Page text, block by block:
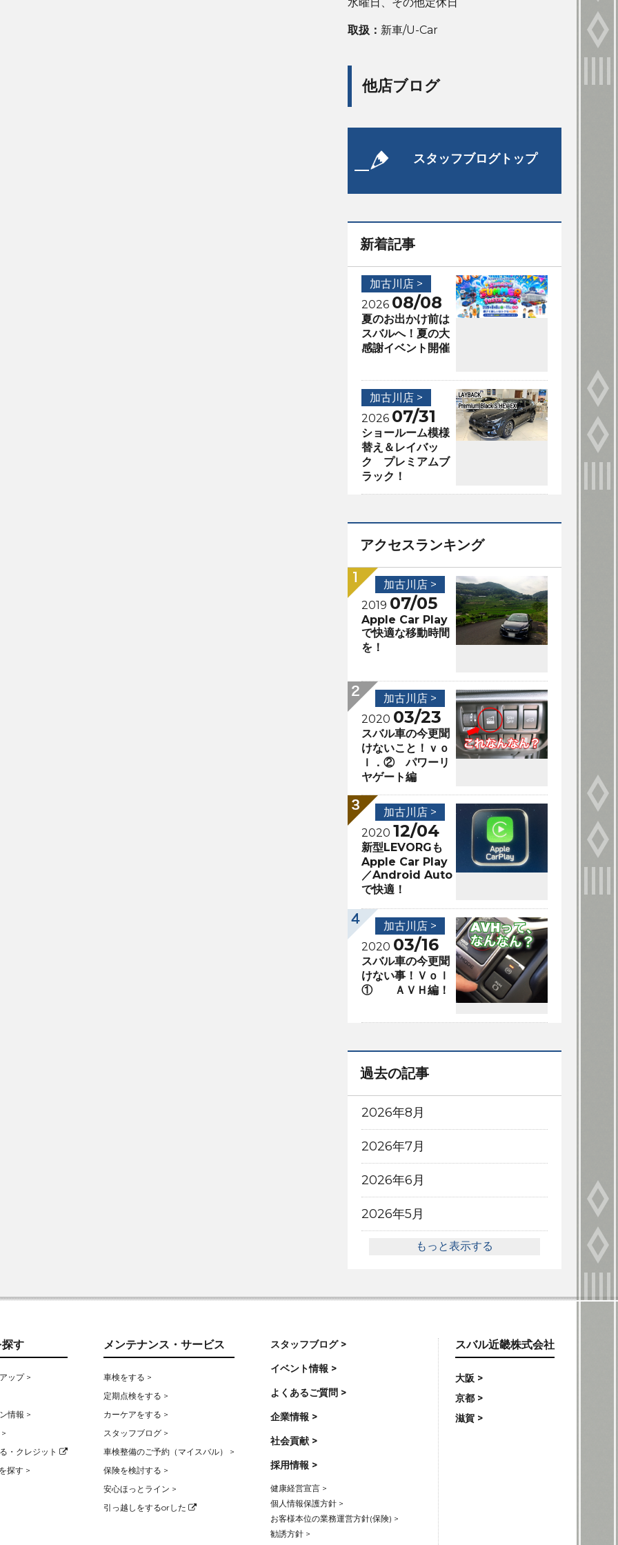
取扱： 新車/U-Car
他店ブログ
スタッフブログトップ
新着記事
加古川店 >
2026 08/08
夏のお出かけ前は
スバルへ！夏の大
感謝イベント開催
加古川店 >
2026 07/31
ショールーム模様
替え＆レイバッ
ク プレミアムブ
ラック！
アクセスランキング
加古川店 >
2019 07/05
Apple Car Play
で快適な移動時間
を！
加古川店 >
2020 03/23
スバル車の今更聞
けないこと！ｖｏ
ｌ．② パワーリ
ヤゲート編
加古川店 >
2020 12/04
新型LEVORGも
Apple Car Play
／Android Auto
で快適！
加古川店 >
2020 03/16
スバル車の今更聞
けない事！Ｖｏｌ
① ＡＶＨ編！
過去の記事
2026年8月
2026年7月
2026年6月
2026年5月
もっと表示する
す
ップ >
情報 >
・クレジット
探す >
メンテナンス・サービス
車検をする >
定期点検をする >
カーケアをする >
スタッフブログ >
車検整備のご予約（マイスバル） >
保険を検討する >
安心ほっとライン >
引っ越しをするorした
スタッフブログ >
イベント情報 >
よくあるご質問 >
企業情報 >
社会貢献 >
採用情報 >
健康経営宣言 >
個人情報保護方針 >
お客様本位の業務運営方針(保険) >
勧誘方針 >
スバル近畿株式会社
大阪 >
京都 >
滋賀 >